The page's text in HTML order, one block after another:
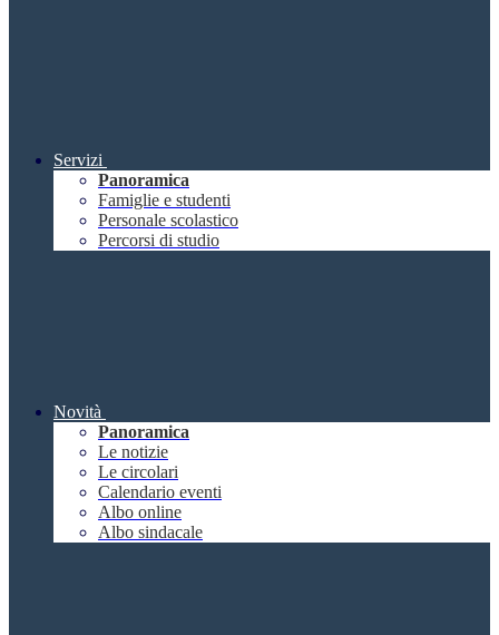
Servizi
Panoramica
Famiglie e studenti
Personale scolastico
Percorsi di studio
Novità
Panoramica
Le notizie
Le circolari
Calendario eventi
Albo online
Albo sindacale